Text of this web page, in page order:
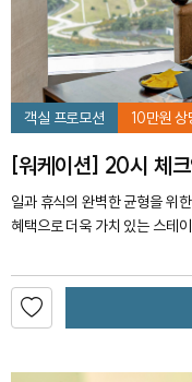
객실 프로모션 10만원
[워케이션] 20시 체
일과 휴식의 완벽한 균형을 위
혜택으로 더욱 가치 있는 스테